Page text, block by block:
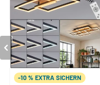
-10 % EXTRA SICHERN